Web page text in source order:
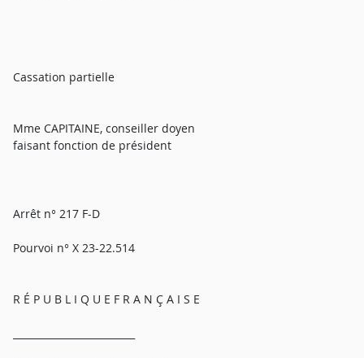
Cassation partielle
Mme CAPITAINE, conseiller doyen
faisant fonction de président
Arrêt n° 217 F-D
Pourvoi n° X 23-22.514
R É P U B L I Q U E F R A N Ç A I S E